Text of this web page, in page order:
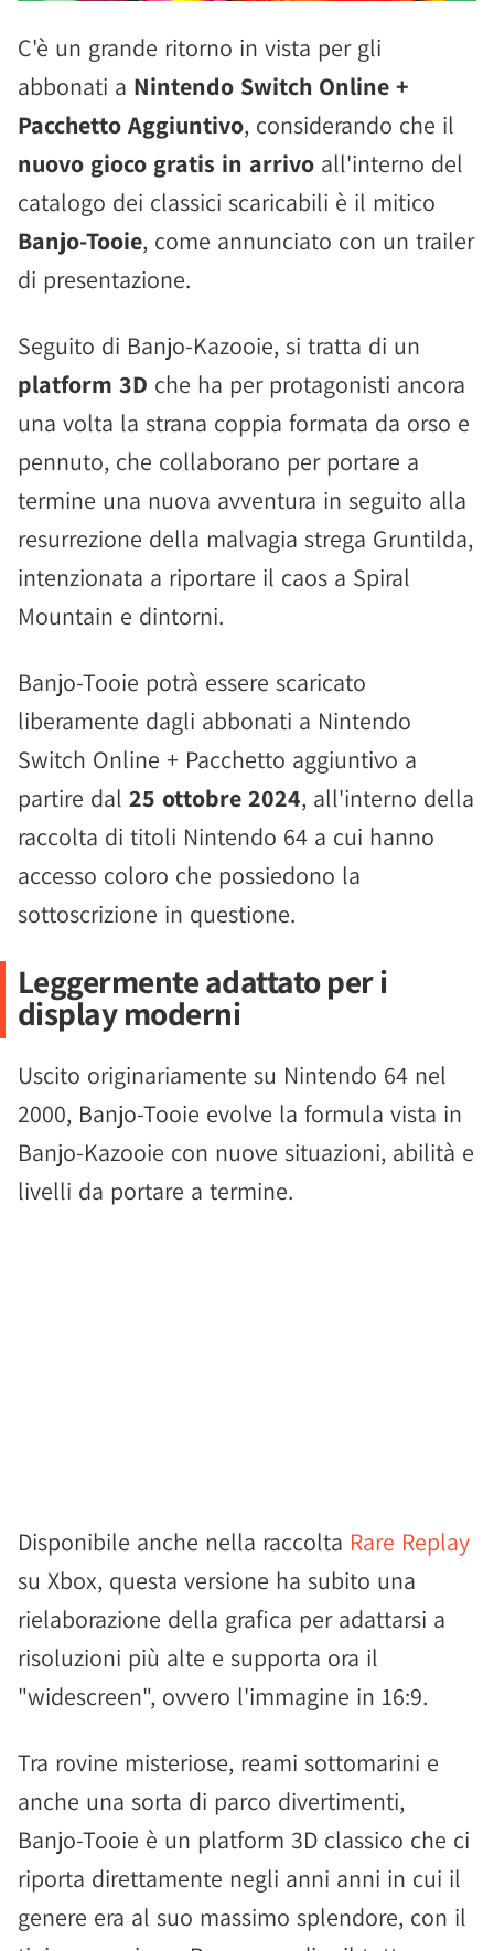
C'è un grande ritorno in vista per gli
abbonati a Nintendo Switch Online +
Pacchetto Aggiuntivo, considerando che il
nuovo gioco gratis in arrivo all'interno del
catalogo dei classici scaricabili è il mitico
Banjo-Tooie, come annunciato con un trailer
di presentazione.
Seguito di Banjo-Kazooie, si tratta di un
platform 3D che ha per protagonisti ancora
una volta la strana coppia formata da orso e
pennuto, che collaborano per portare a
termine una nuova avventura in seguito alla
resurrezione della malvagia strega Gruntilda,
intenzionata a riportare il caos a Spiral
Mountain e dintorni.
Banjo-Tooie potrà essere scaricato
liberamente dagli abbonati a Nintendo
Switch Online + Pacchetto aggiuntivo a
partire dal 25 ottobre 2024, all'interno della
raccolta di titoli Nintendo 64 a cui hanno
accesso coloro che possiedono la
sottoscrizione in questione.
Leggermente adattato per i
display moderni
Uscito originariamente su Nintendo 64 nel
2000, Banjo-Tooie evolve la formula vista in
Banjo-Kazooie con nuove situazioni, abilità e
livelli da portare a termine.
Disponibile anche nella raccolta Rare Replay
su Xbox, questa versione ha subito una
rielaborazione della grafica per adattarsi a
risoluzioni più alte e supporta ora il
"widescreen", ovvero l'immagine in 16:9.
Tra rovine misteriose, reami sottomarini e
anche una sorta di parco divertimenti,
Banjo-Tooie è un platform 3D classico che ci
riporta direttamente negli anni anni in cui il
genere era al suo massimo splendore, con il